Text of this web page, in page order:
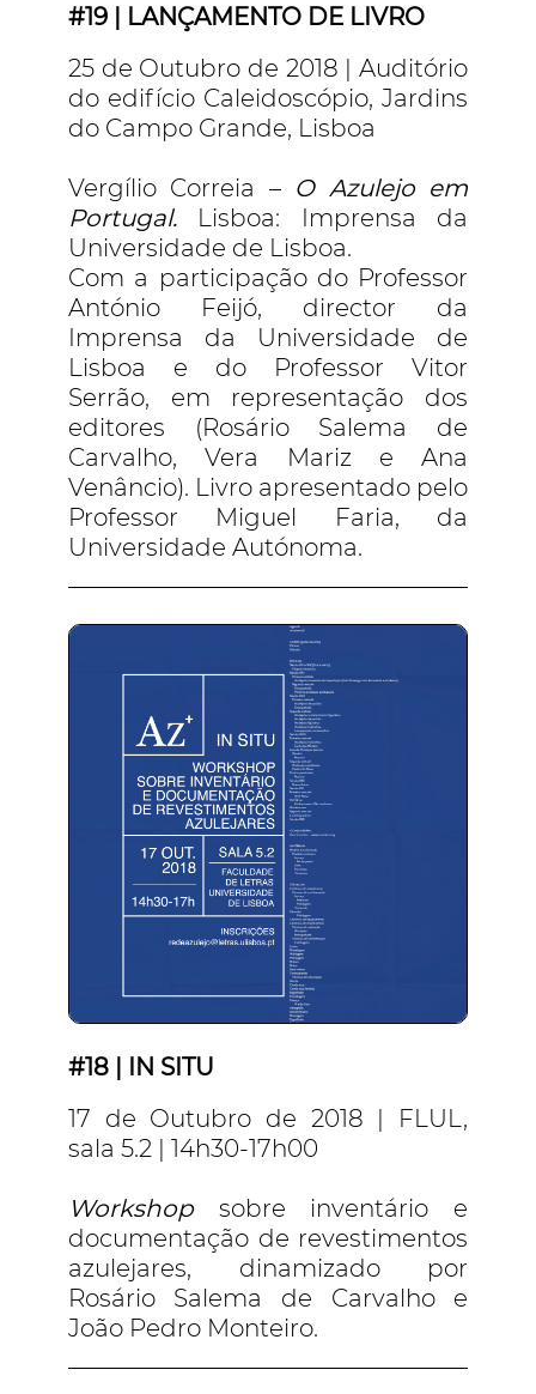
#19 | LANÇAMENTO DE LIVRO
25 de Outubro de 2018 | Auditório
do edifício Caleidoscópio, Jardins
do Campo Grande, Lisboa
Vergílio Correia – O Azulejo em
Portugal.Lisboa: Imprensa da
Universidade de Lisboa.
Com a participação do Professor
António Feijó, director da
Imprensa da Universidade de
Lisboa e do Professor Vitor
Serrão, em representação dos
editores (Rosário Salema de
Carvalho, Vera Mariz e Ana
Venâncio). Livro apresentado pelo
Professor Miguel Faria, da
Universidade Autónoma.
#18 | IN SITU
17 de Outubro de 2018 | FLUL,
sala 5.2 | 14h30-17h00
Workshopsobre inventário e
documentação de revestimentos
azulejares, dinamizado por
Rosário Salema de Carvalho e
João Pedro Monteiro.